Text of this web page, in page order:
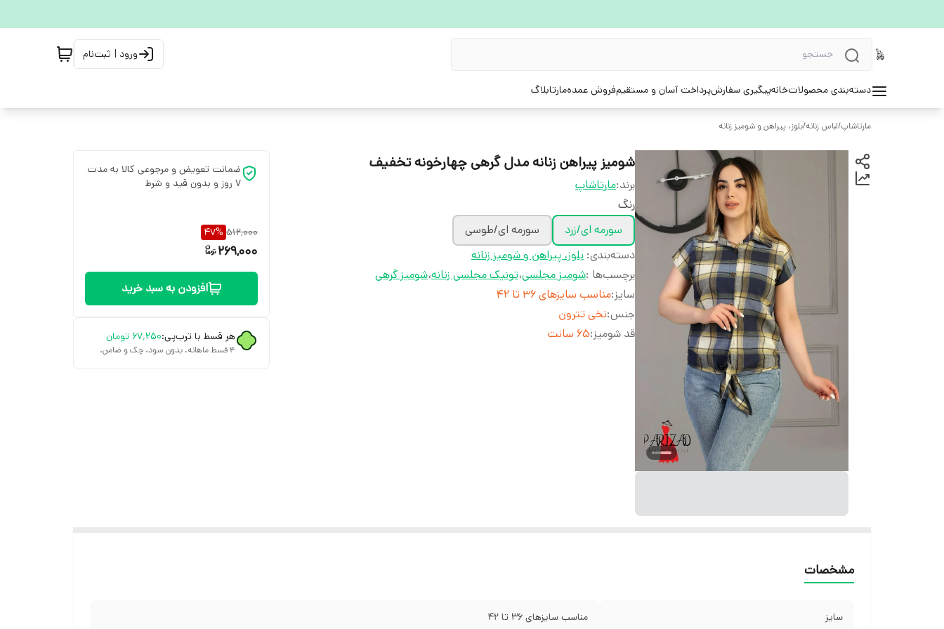
ورود | ثبت‌نام
دسته‌بندی محصولاتخانهپیگیری سفارشپرداخت آسان و مستقیمفروش عمدهمارتابلاگ
مارتاشاپ/لباس زنانه/بلوز، پیراهن و شومیز زنانه
شومیز پیراهن زنانه مدل گرهی چهارخونه تخفیف
برند:مارتاشاپ
رنگ
سورمه ای/زرد
سورمه ای/طوسی
دسته‌بندی: بلوز، پیراهن و شومیز زنانه
برچسب‌ها :شومیز مجلسی،تونیک مجلسی زنانه،شومیز گرهی
سایز:مناسب سایزهای 36 تا 42
جنس:نخی تترون
قد شومیز:65 سانت
ضمانت تعویض و مرجوعی کالا به مدت
7 روز و بدون قید و شرط
512,000
47%
269,000
افزودن به سبد خرید
هر قسط با ترب‌پی:۶۷٬۲۵۰ تومان
۴ قسط ماهانه. بدون سود، چک و ضامن.
مشخصات
سایز مناسب سایزهای 36 تا 42